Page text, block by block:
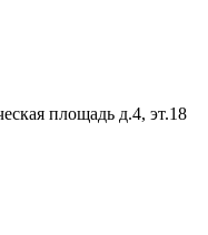
площадь д.4, эт.18